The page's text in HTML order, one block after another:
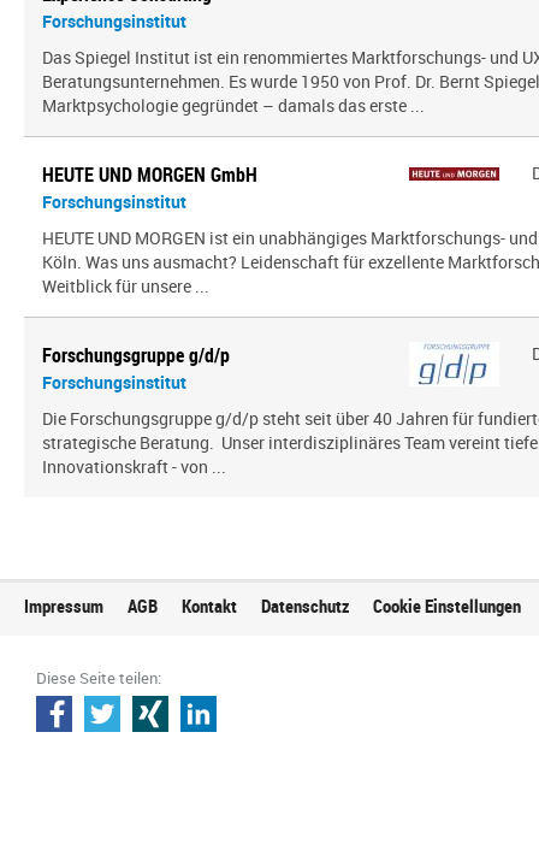
Forschungsinstitut
Das Spiegel Institut ist ein renommiertes Marktforschungs- und
Beratungsunternehmen. Es wurde 1950 von Prof. Dr. Bernt
Marktpsychologie gegründet – damals das erste ...
HEUTE UND MORGEN GmbH
Forschungsinstitut
HEUTE UND MORGEN ist ein unabhängiges Marktforschungs-
Köln. Was uns ausmacht? Leidenschaft für exzellente
Weitblick für unsere ...
Forschungsgruppe g/d/p
Forschungsinstitut
Die Forschungsgruppe g/d/p steht seit über 40 Jahren für
strategische Beratung. Unser interdisziplinäres Team vereint
Innovationskraft - von ...
Impressum AGB Kontakt Datenschutz Cookie Einstellungen
Diese Seite teilen: